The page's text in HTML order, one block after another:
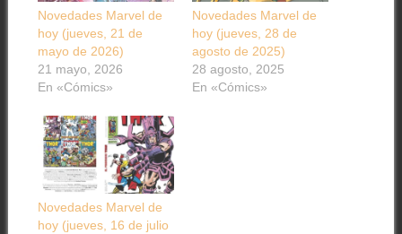
Novedades Marvel de
hoy (jueves, 21 de
mayo de 2026)
21 mayo, 2026
En «Cómics»
Novedades Marvel de
hoy (jueves, 28 de
agosto de 2025)
28 agosto, 2025
En «Cómics»
Novedades Marvel de
hoy (jueves, 16 de julio